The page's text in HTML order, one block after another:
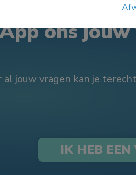
ons
al jouw vragen kan je
IK HEB EEN